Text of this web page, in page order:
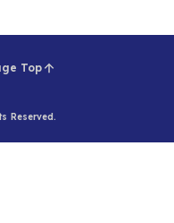
Top
Reserved.